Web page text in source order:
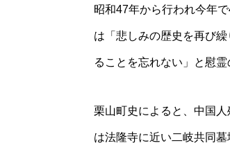
昭和47年から行われ今年
は「悲しみの歴史を再び
ることを忘れない」と慰
栗山町史によると、中国
は法隆寺に近い二岐共同